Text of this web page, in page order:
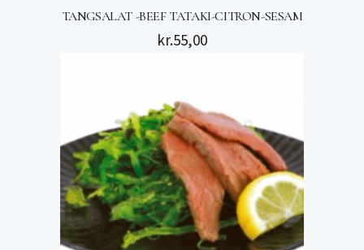
TANGSALAT -BEEF TATAKI-CITRON-SESAM
kr.55,00